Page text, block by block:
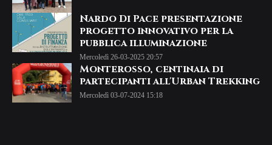
Nardo Di Pace presentazione
progetto innovativo per la
pubblica illuminazione
Mercoledì 26-03-2025 20:57
Monterosso, centinaia di
partecipanti all'Urban Trekking
Mercoledì 03-07-2024 15:18